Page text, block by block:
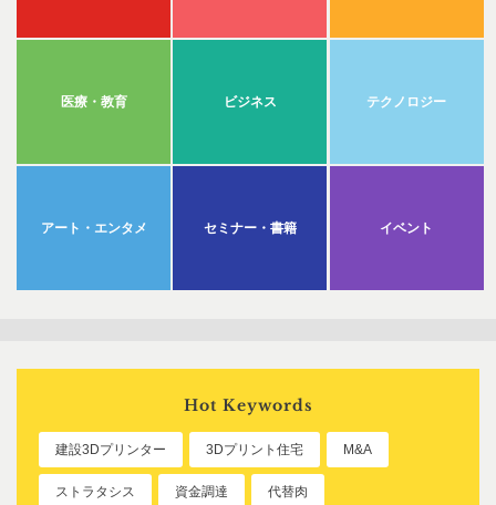
医療・教育 ビジネス テクノロジー
アート・エンタメ セミナー・書籍 イベント
Hot Keywords
建設3Dプリンター 3Dプリント住宅 M&A
ストラタシス 資金調達 代替肉